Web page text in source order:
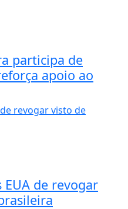
participa de
apoio ao
EUA de revogar